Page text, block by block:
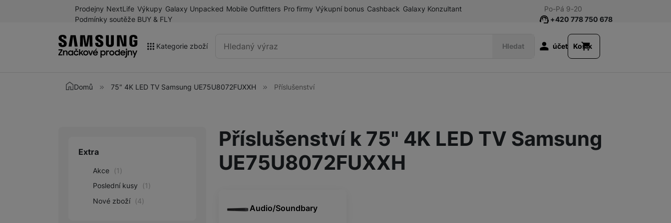
Prodejny NextLife Výkupy Galaxy Unpacked Mobile Outfitters Pro firmy Výkupní bonus Cashback Galaxy Konzultant
Podmínky soutěže BUY & FLY
Vyhledávání Hledat
Kategorie zboží
Akce
Galaxy Ring
Tablety
Sluchátka
+420 778 750 678
Po-Pá 9-20
Uživatelská
účet Košík
Domů 75" 4K LED TV Samsung UE75U8072FUXXH Příslušenství
Příslušenství k 75" 4K LED TV Samsung
UE75U8072FUXXH
Audio/Soundbary
Upřesnit parametry
Extra
Akce (1)
Poslední kusy
(1)
Nové zboží (4)